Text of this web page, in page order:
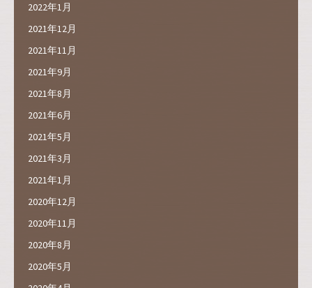
2022年1月
2021年12月
2021年11月
2021年9月
2021年8月
2021年6月
2021年5月
2021年3月
2021年1月
2020年12月
2020年11月
2020年8月
2020年5月